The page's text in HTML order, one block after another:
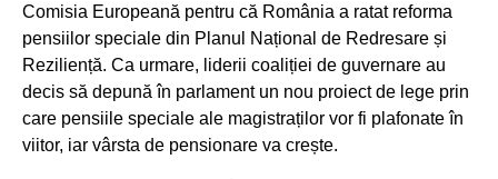
Comisia Europeană pentru că România a ratat reforma
pensiilor speciale din Planul Național de Redresare și
Reziliență. Ca urmare, liderii coaliției de guvernare au
decis să depună în parlament un nou proiect de lege prin
care pensiile speciale ale magistraților vor fi plafonate în
viitor, iar vârsta de pensionare va crește.